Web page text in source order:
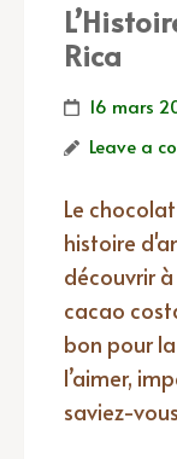
Rica
16 mars
Leave a
Le
histoire
découvrir
cacao
bon pour
l’aimer,
saviez-